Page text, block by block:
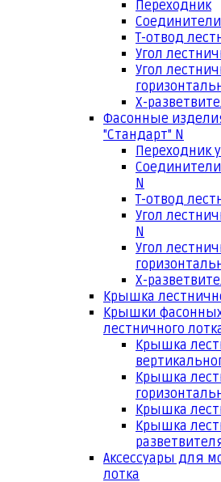
Переходник
Т-отвод
Угол
Угол
Х-
Фасонные
"Стандарт" N
Переходник
N
Т-отвод
Угол
N
Угол
Х-
Крышка
Крышки
лестничного
Крышка
Крышка
Крышка
Крышка
Аксессуары для
лотка